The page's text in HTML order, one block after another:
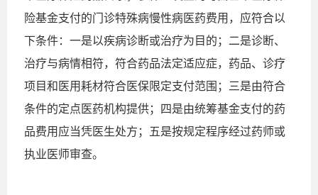
险基金支付的门诊特殊病慢性病医药费用，应符合以
下条件：一是以疾病诊断或治疗为目的；二是诊断、
治疗与病情相符，符合药品法定适应症，药品、诊疗
项目和医用耗材符合医保限定支付范围；三是由符合
条件的定点医药机构提供；四是由统筹基金支付的药
品费用应当凭医生处方；五是按规定程序经过药师或
执业医师审查。